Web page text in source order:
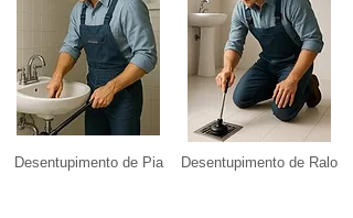
Desentupimento de Pia Desentupimento de Ralo